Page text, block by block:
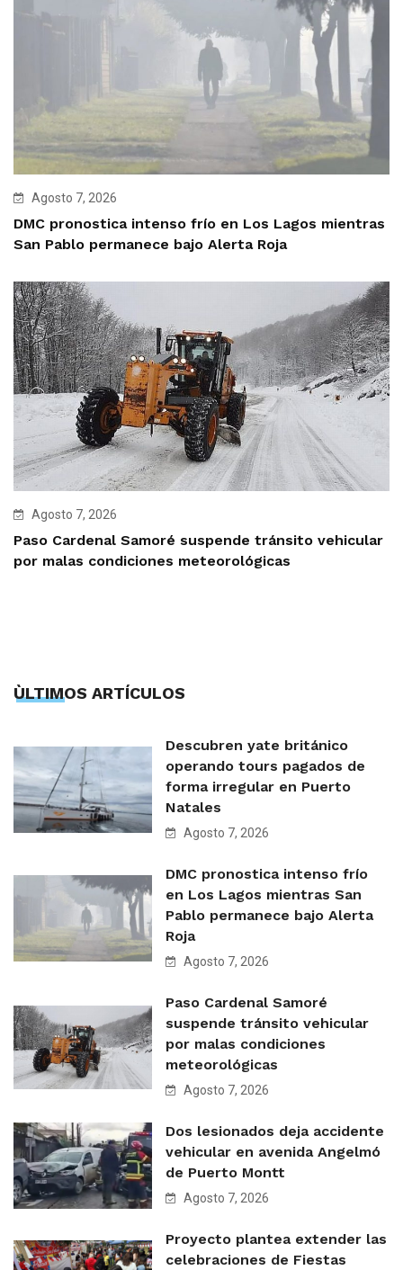
Agosto 7, 2026
DMC pronostica intenso frío en Los Lagos mientras
San Pablo permanece bajo Alerta Roja
Agosto 7, 2026
Paso Cardenal Samoré suspende tránsito vehicular
por malas condiciones meteorológicas
ÙLTIMOS ARTÍCULOS
Descubren yate británico
operando tours pagados de
forma irregular en Puerto
Natales
Agosto 7, 2026
DMC pronostica intenso frío
en Los Lagos mientras San
Pablo permanece bajo Alerta
Roja
Agosto 7, 2026
Paso Cardenal Samoré
suspende tránsito vehicular
por malas condiciones
meteorológicas
Agosto 7, 2026
Dos lesionados deja accidente
vehicular en avenida Angelmó
de Puerto Montt
Agosto 7, 2026
Proyecto plantea extender las
celebraciones de Fiestas